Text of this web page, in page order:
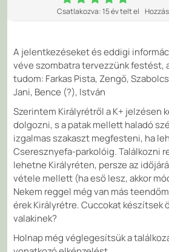
Csatlakozva: 15 év telt el
A jelentkezéseket és eddigi
véve szombatra tervezzünk festést,
tudom: Farkas Pista, Zengő,
Jani, Bence (?), István
Szerintem Királyrétről a K+ jelzésen
dolgozni, s a patak mellett haladó
izgalmas szakaszt megfesteni, ha
Cseresznyefa-parkolóig. Találkozni
lehetne Királyréten, persze az
vétele mellett (ha eső lesz, akkor
Nekem reggel még van más
érek Királyrétre. Cuccokat készítsek
valakinek?
Holnap még véglegesítsük a